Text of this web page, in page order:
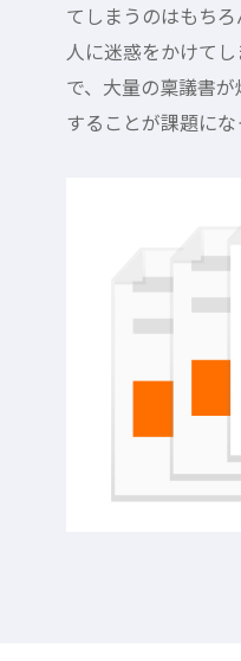
てしまうのはもち
人に迷惑をかけて
で、大量の稟議書
することが課題にな